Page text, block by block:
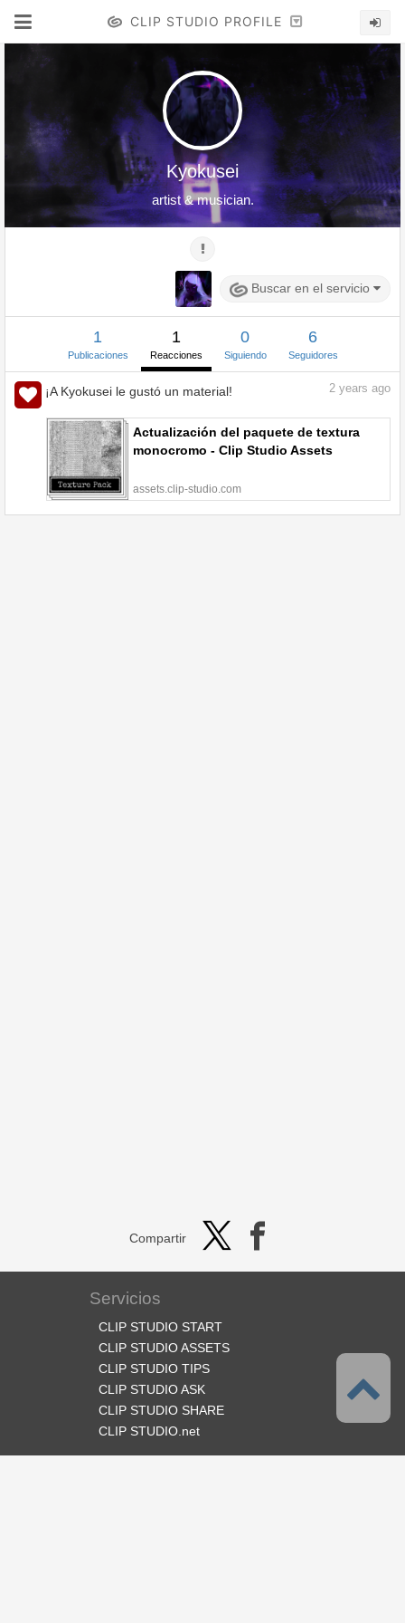
CLIP STUDIO PROFILE
Kyokusei
artist & musician.
Buscar en el servicio
1
Publicaciones
1
Reacciones
0
Siguiendo
6
Seguidores
¡A Kyokusei le gustó un material! 2 years ago
Actualización del paquete de textura
monocromo - Clip Studio Assets
assets.clip-studio.com
Compartir
Servicios
CLIP STUDIO START
CLIP STUDIO ASSETS
CLIP STUDIO TIPS
CLIP STUDIO ASK
CLIP STUDIO SHARE
CLIP STUDIO.net